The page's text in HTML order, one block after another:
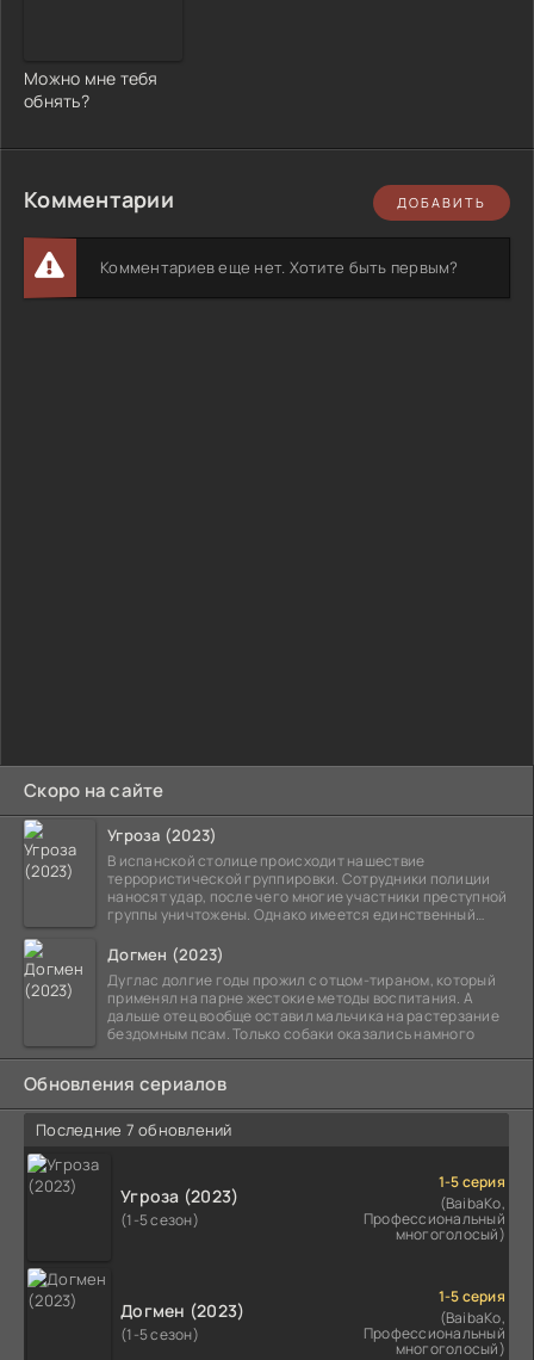
Скоро на сайте
Угроза (2023)
В испанской столице происходит нашествие
террористической группировки. Сотрудники полиции
наносят удар, после чего многие участники преступной
группы уничтожены. Однако имеется единственный
Догмен (2023)
Дуглас долгие годы прожил с отцом-тираном, который
применял на парне жестокие методы воспитания. А
дальше отец вообще оставил мальчика на растерзание
бездомным псам. Только собаки оказались намного
Обновления сериалов
Последние 7 обновлений
Угроза (2023)
(1-5 сезон)
1-5 серия
(BaibaKo,
Профессиональный
многоголосый)
Догмен (2023)
(1-5 сезон)
1-5 серия
(BaibaKo,
Профессиональный
многоголосый)
Можно мне тебя
обнять?
Комментарии ДОБАВИТЬ
Комментариев еще нет. Хотите быть первым?